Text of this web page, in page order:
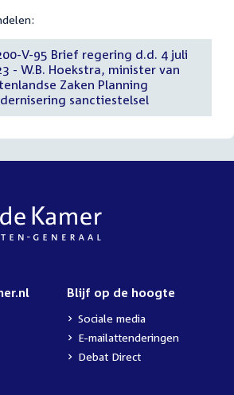
V-95 Brief regering d.d. 4 juli
- W.B. Hoekstra, minister van
Zaken Planning
sanctiestelsel
Blijf op de hoogte
Sociale media
E-mailattenderingen
Debat Direct